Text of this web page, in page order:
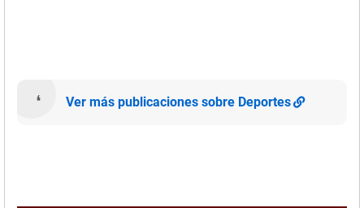
Ver más publicaciones sobre Deportes